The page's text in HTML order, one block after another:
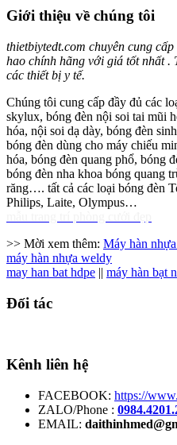
Giới thiệu về chúng tôi
thietbiytedt.com chuyên cung
hao chính hãng với giá tốt nhất .
các thiết bị y tế.
Chúng tôi cung cấp đầy đủ các
skylux, bóng đèn nội soi tai mũi
hóa, nội soi dạ dày, bóng đèn
bóng đèn dùng cho máy chiếu
hóa, bóng đèn quang phổ, bóng
bóng đèn nha khoa bóng quang
răng…. tất cả các loại bóng đèn
Philips, Laite, Olympus…
>> Mời xem thêm: Máy hàn
máy hàn nhựa weldy
may han bat hdpe || máy hàn bạt
Đối tác
Kênh liên hệ
FACEBOOK: https://
ZALO/Phone :
EMAIL: